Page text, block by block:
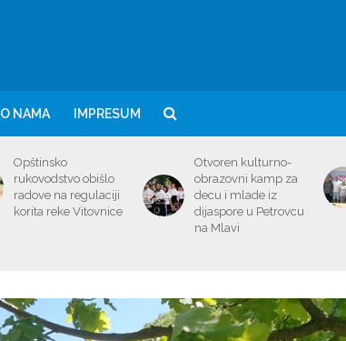
O NAMA IMPRESUM
Opštinsko
rukovodstvo obišlo
radove na regulaciji
korita reke Vitovnice
Otvoren kulturno-
obrazovni kamp za
decu i mlade iz
dijaspore u Petrovcu
na Mlavi